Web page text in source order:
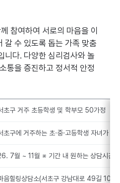
참여하여 서로의 마음을 이
갈 수 있도록 돕는 가족 맞춤
니다. 다양한 심리검사와 놀
통을 증진하고 정서적 안정
초구 거주 초등학생 및 학부모 50가정
초구에 거주하는 초·중·고등학생 자녀가
7월 ~ 11월 ※ 기간 내 원하는 상담시간
음힐링상담소(서초구 강남대로 49길 10)